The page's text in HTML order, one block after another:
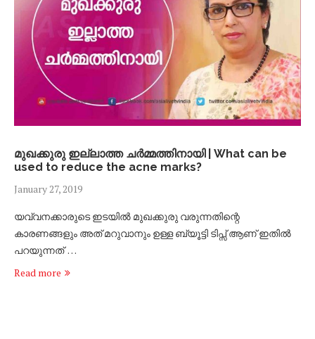
മുഖക്കുരു ഇല്ലാത്ത ചർമ്മത്തിനായി | What can be
used to reduce the acne marks?
January 27, 2019
യവ്വനക്കാരുടെ ഇടയിൽ മുഖക്കുരു വരുന്നതിന്റെ
കാരണങ്ങളും അത് മറുവാനും ഉള്ള ബ്യൂട്ടി ടിപ്സ് ആണ് ഇതിൽ
പറയുന്നത് …
Read more